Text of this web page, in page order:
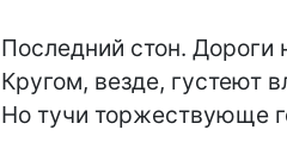
Последний стон. Дороги
Кругом, везде, густеют
Но тучи торжествующе